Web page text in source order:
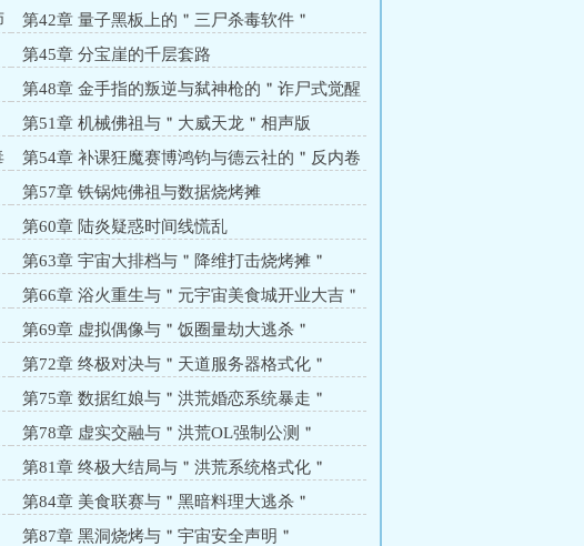
第42章 量子黑板上的＂三尸杀毒软件＂
第45章 分宝崖的千层套路
第48章 金手指的叛逆与弑神枪的＂诈尸式觉醒
＂第51章 机械佛祖与＂大威天龙＂相声版
第54章 补课狂魔赛博鸿钧与德云社的＂反内卷
战争＂
第57章 铁锅炖佛祖与数据烧烤摊
第60章 陆炎疑惑时间线慌乱
第63章 宇宙大排档与＂降维打击烧烤摊＂
第66章 浴火重生与＂元宇宙美食城开业大吉＂
第69章 虚拟偶像与＂饭圈量劫大逃杀＂
第72章 终极对决与＂天道服务器格式化＂
第75章 数据红娘与＂洪荒婚恋系统暴走＂
第78章 虚实交融与＂洪荒OL强制公测＂
第81章 终极大结局与＂洪荒系统格式化＂
第84章 美食联赛与＂黑暗料理大逃杀＂
第87章 黑洞烧烤与＂宇宙安全声明＂